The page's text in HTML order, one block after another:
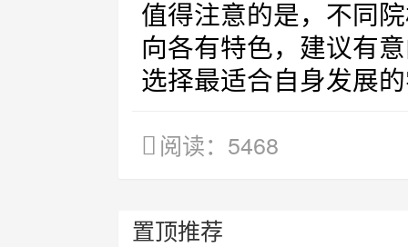
值得注意的是，不同
向各有特色，建议有
选择最适合自身发展
阅读：5468
置顶推荐